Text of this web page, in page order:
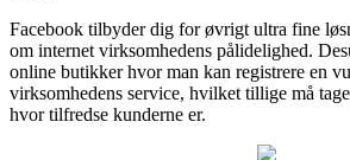
Facebook tilbyder dig for øvrigt ultra fine
om internet virksomhedens pålidelighed.
online butikker hvor man kan registrere en
virksomhedens service, hvilket tillige må
hvor tilfredse kunderne er.